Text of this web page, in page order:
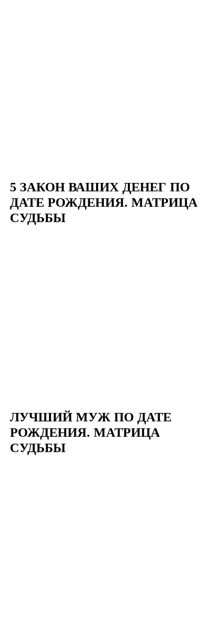
5 ЗАКОН ВАШИХ ДЕНЕГ ПО
ДАТЕ РОЖДЕНИЯ. МАТРИЦА
СУДЬБЫ
ЛУЧШИЙ МУЖ ПО ДАТЕ
РОЖДЕНИЯ. МАТРИЦА
СУДЬБЫ